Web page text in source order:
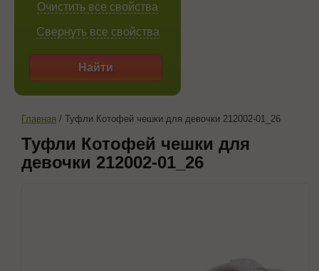
Очистить все свойства
Свернуть все свойства
Найти
Главная / Туфли Котофей чешки для девочки 212002-01_26
Туфли Котофей чешки для
девочки 212002-01_26